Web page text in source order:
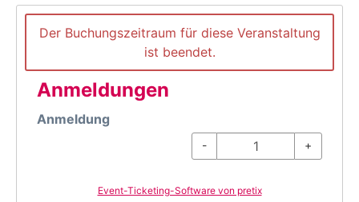
Der Buchungszeitraum für diese Veranstaltung
ist beendet.
Anmeldungen
Anmeldung
- +
Event-Ticketing-Software von pretix